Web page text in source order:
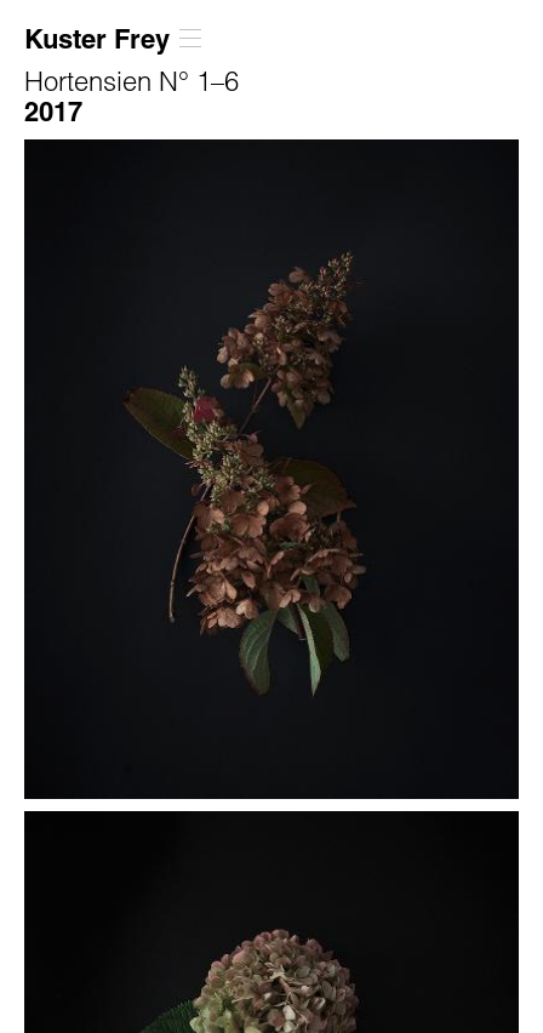
Kuster Frey
Hortensien N° 1–6
2017